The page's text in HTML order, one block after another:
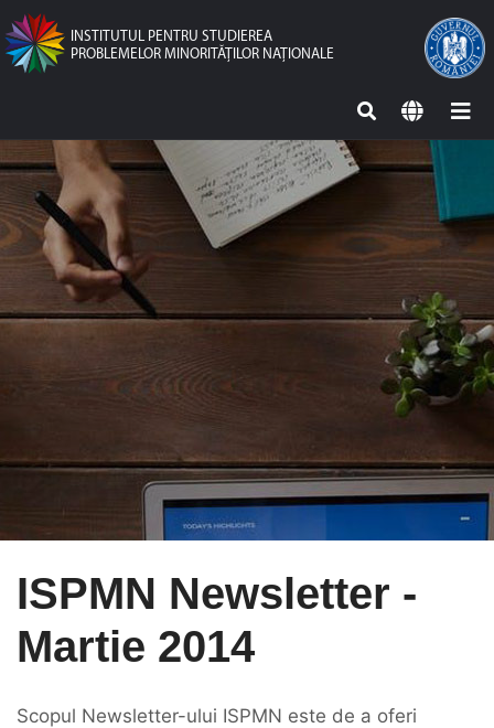
INSTITUTUL PENTRU STUDIEREA
PROBLEMELOR MINORITĂŢILOR NAŢIONALE
ISPMN Newsletter -
Martie 2014
Scopul Newsletter-ului ISPMN este de a oferi